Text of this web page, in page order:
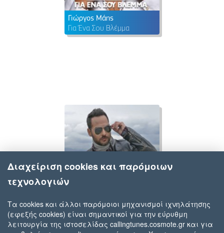
Γιώργος Μάης
Για Ένα Σου Βλέμμα
Γιώργος Μάης
Λείπεις Εσύ
Διαχείριση cookies και παρόμοιων
τεχνολογιών
Τα cookies και άλλοι παρόμοιοι μηχανισμοί ιχνηλάτησης
(εφεξής cookies) είναι σημαντικοί για την εύρυθμη
λειτουργία της ιστοσελίδας callingtunes.cosmote.gr και για